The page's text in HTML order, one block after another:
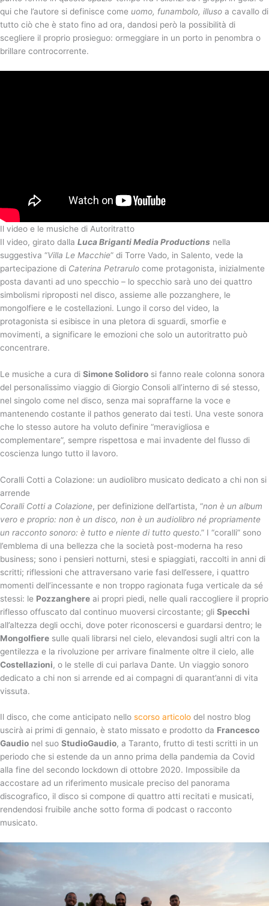
qui che l’autore si definisce come uomo, funambolo, illuso a cavallo di
tutto ciò che è stato fino ad ora, dandosi però la possibilità di
scegliere il proprio prosieguo: ormeggiare in un porto in penombra o
brillare controcorrente.
Il video e le musiche di Autoritratto
Il video, girato dalla Luca Briganti Media Productions nella
suggestiva “Villa Le Macchie” di Torre Vado, in Salento, vede la
partecipazione di Caterina Petrarulo come protagonista, inizialmente
posta davanti ad uno specchio – lo specchio sarà uno dei quattro
simbolismi riproposti nel disco, assieme alle pozzanghere, le
mongolfiere e le costellazioni. Lungo il corso del video, la
protagonista si esibisce in una pletora di sguardi, smorfie e
movimenti, a significare le emozioni che solo un autoritratto può
concentrare.
Le musiche a cura di Simone Solidoro si fanno reale colonna sonora
del personalissimo viaggio di Giorgio Consoli all’interno di sé stesso,
nel singolo come nel disco, senza mai sopraffarne la voce e
mantenendo costante il pathos generato dai testi. Una veste sonora
che lo stesso autore ha voluto definire “meravigliosa e
complementare”, sempre rispettosa e mai invadente del flusso di
coscienza lungo tutto il lavoro.
Coralli Cotti a Colazione: un audiolibro musicato dedicato a chi non si
arrende
Coralli Cotti a Colazione, per definizione dell’artista, “non è un album
vero e proprio: non è un disco, non è un audiolibro né propriamente
un racconto sonoro: è tutto e niente di tutto questo.” I “coralli” sono
l’emblema di una bellezza che la società post-moderna ha reso
business; sono i pensieri notturni, stesi e spiaggiati, raccolti in anni di
scritti; riflessioni che attraversano varie fasi dell’essere, i quattro
momenti dell’incessante e non troppo ragionata fuga verticale da sé
stessi: le Pozzanghere ai propri piedi, nelle quali raccogliere il proprio
riflesso offuscato dal continuo muoversi circostante; gli Specchi
all’altezza degli occhi, dove poter riconoscersi e guardarsi dentro; le
Mongolfiere sulle quali librarsi nel cielo, elevandosi sugli altri con la
gentilezza e la rivoluzione per arrivare finalmente oltre il cielo, alle
Costellazioni, o le stelle di cui parlava Dante. Un viaggio sonoro
dedicato a chi non si arrende ed ai compagni di quarant’anni di vita
vissuta.
Il disco, che come anticipato nello scorso articolo del nostro blog
uscirà ai primi di gennaio, è stato missato e prodotto da Francesco
Gaudio nel suo StudioGaudio, a Taranto, frutto di testi scritti in un
periodo che si estende da un anno prima della pandemia da Covid
alla fine del secondo lockdown di ottobre 2020. Impossibile da
accostare ad un riferimento musicale preciso del panorama
discografico, il disco si compone di quattro atti recitati e musicati,
rendendosi fruibile anche sotto forma di podcast o racconto
musicato.